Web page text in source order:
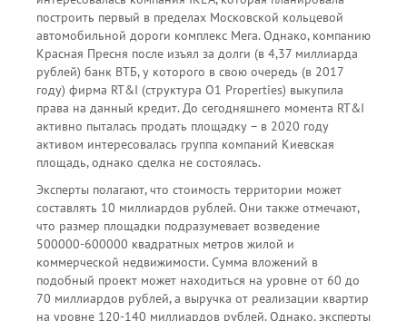
построить первый в пределах Московской кольцевой
автомобильной дороги комплекс Мега. Однако, компанию
Красная Пресня после изъял за долги (в 4,37 миллиарда
рублей) банк ВТБ, у которого в свою очередь (в 2017
году) фирма RT&I (структура O1 Properties) выкупила
права на данный кредит. До сегодняшнего момента RT&I
активно пыталась продать площадку – в 2020 году
активом интересовалась группа компаний Киевская
площадь, однако сделка не состоялась.
Эксперты полагают, что стоимость территории может
составлять 10 миллиардов рублей. Они также отмечают,
что размер площадки подразумевает возведение
500000-600000 квадратных метров жилой и
коммерческой недвижимости. Сумма вложений в
подобный проект может находиться на уровне от 60 до
70 миллиардов рублей, а выручка от реализации квартир
на уровне 120-140 миллиардов рублей. Однако, эксперты